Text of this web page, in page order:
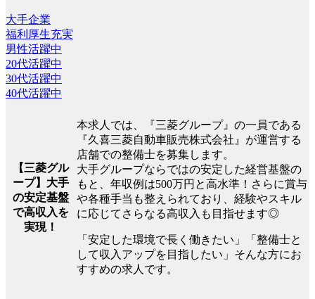
大手企業
福利厚生充実
男性活躍中
20代活躍中
30代活躍中
40代活躍中
【三菱グル
ープ】大手
の安定基盤
で高収入を
実現！
本求人では、『三菱グループ』の一員である
『久喜三菱自動車販売株式会社』が運営する
店舗での整備士を募集します。
大手グループならではの安定した経営基盤の
もと、年収例は500万円と高水準！さらに賞与
や各種手当も整えられており、経験やスキル
に応じてさらなる高収入も目指せます◎
「安定した環境で長く働きたい」「整備士と
して収入アップを目指したい」そんな方にお
すすめの求人です。